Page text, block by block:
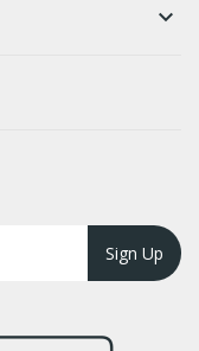
keyboard_arrow_down
Sign Up